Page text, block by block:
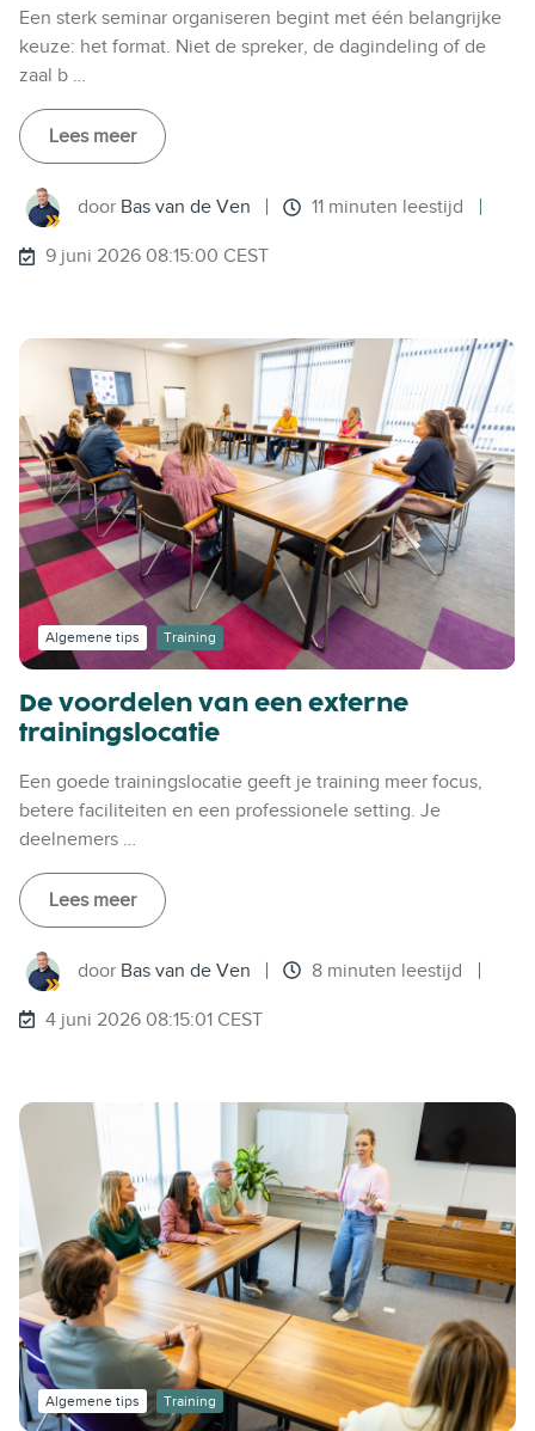
Een sterk seminar organiseren begint met één belangrijke
keuze: het format. Niet de spreker, de dagindeling of de
zaal b …
Lees meer
door Bas van de Ven 11 minuten leestijd
9 juni 2026 08:15:00 CEST
De voordelen van een externe
trainingslocatie
Een goede trainingslocatie geeft je training meer focus,
betere faciliteiten en een professionele setting. Je
deelnemers …
Lees meer
door Bas van de Ven 8 minuten leestijd
4 juni 2026 08:15:01 CEST
Algemene tips Training
Algemene tips Training